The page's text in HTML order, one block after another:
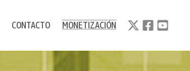
CONTACTO MONETIZACIÓN